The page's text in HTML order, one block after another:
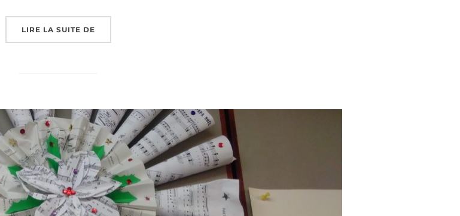
LIRE LA SUITE DE« HARMONIE ET BATUCADA – 17 MARS 2018 – MATCH DE RUGBY SUISSE-POLOGNE